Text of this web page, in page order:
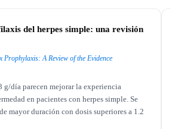
del herpes simple: una revisión
Prophylaxis: A Review of the Evidence
g/día parecen mejorar la experiencia
en pacientes con herpes simple. Se
mayor duración con dosis superiores a 1.2